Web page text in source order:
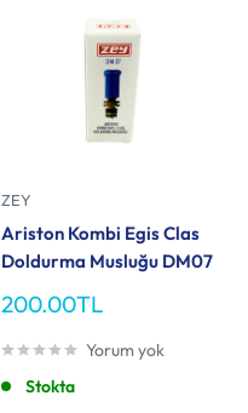
ZEY
Ariston Kombi Egis Clas
Doldurma Musluğu DM07
İndirimli
200.00TL
Yorum yok
Stokta